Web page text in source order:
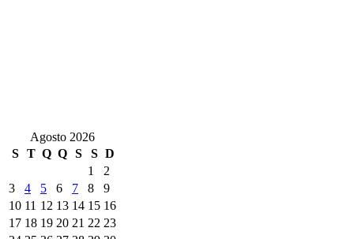
Agosto 2026
S
T Q Q S S D
1
2
3
4 5 6 7 8
9
10 11 12 13 14 15 16
17 18 19 20 21 22 23